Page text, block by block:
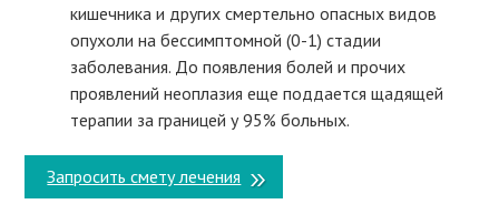
кишечника и других смертельно опасных видов
опухоли на бессимптомной (0-1) стадии
заболевания. До появления болей и прочих
проявлений неоплазия еще поддается щадящей
терапии за границей у 95% больных.
Запросить смету лечения